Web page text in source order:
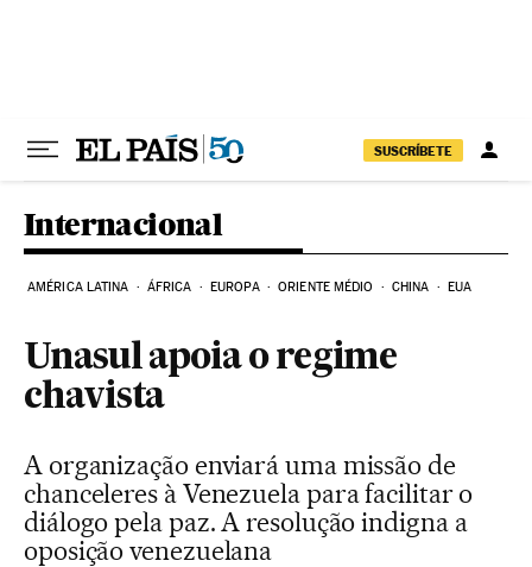
SUSCRÍBETE
Internacional
AMÉRICA LATINA ÁFRICA EUROPA ORIENTE MÉDIO CHINA EUA
Unasul apoia o regime
chavista
A organização enviará uma missão de
chanceleres à Venezuela para facilitar o
diálogo pela paz. A resolução indigna a
oposição venezuelana